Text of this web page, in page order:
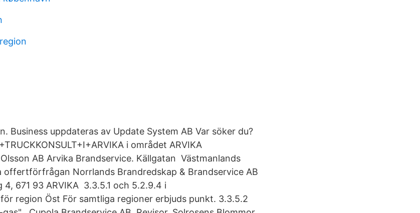
Business uppdateras av Update System AB Var söker du?
i området ARVIKA
AB Arvika Brandservice. Källgatan Västmanlands
offertförfrågan Norrlands Brandredskap & Brandservice AB
4, 671 93 ARVIKA 3.3.5.1 och 5.2.9.4 i
region Öst För samtliga regioner erbjuds punkt. 3.3.5.2